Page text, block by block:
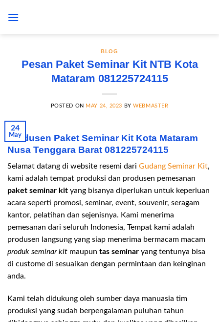
BLOG
Pesan Paket Seminar Kit NTB Kota
Mataram 081225724115
POSTED ON MAY 24, 2023 BYWEBMASTER
24
May
Produsen Paket Seminar Kit Kota Mataram
Nusa Tenggara Barat 081225724115
Selamat datang di website resemi dari Gudang Seminar Kit,
kami adalah tempat produksi dan produsen pemesanan
paket seminar kit yang bisanya diperlukan untuk keperluan
acara seperti promosi, seminar, event, souvenir, seragam
kantor, pelatihan dan sejenisnya. Kami menerima
pemesanan dari seluruh Indonesia, Tempat kami adalah
produsen langsung yang siap menerima bermacam macam
produk seminar kit maupun tas seminar yang tentunya bisa
di custome di sesuaikan dengan permintaan dan keinginan
anda.
Kami telah didukung oleh sumber daya manuasia tim
produksi yang sudah berpengalaman puluhan tahun